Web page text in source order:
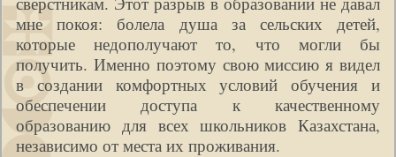
мне покоя: болела душа за сельских детей,
которые недополучают то, что могли бы
получить. Именно поэтому свою миссию я видел
в создании комфортных условий обучения и
обеспечении доступа к качественному
образованию для всех школьников Казахстана,
независимо от места их проживания.